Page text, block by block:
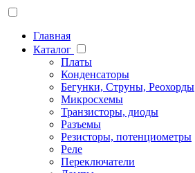
Главная
Каталог
Платы
Конденсаторы
Бегунки, Струны, Реохорды
Микросхемы
Транзисторы, диоды
Разъемы
Резисторы, потенциометры
Реле
Переключатели